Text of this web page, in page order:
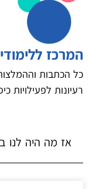
המרכז
כל הכתבות
רעיונות לפעילויות
אז מה היה לנו